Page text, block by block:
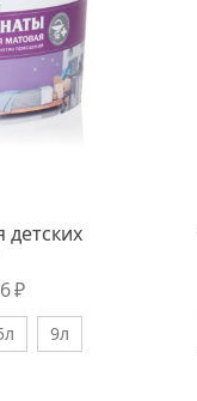
детских
₽
9л